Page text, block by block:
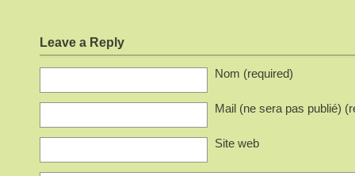
Leave a Reply
Nom (required)
Mail (ne sera pas publié)
Site web